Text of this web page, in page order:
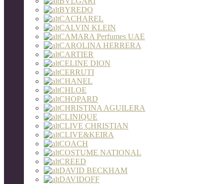
BYREDO
CACHAREL
CALVIN KLEIN
CAMARA Perfumes UAE
CAROLINA HERRERA
CARTIER
CELINE DION
CERRUTI
CHANEL
CHLOE
CHOPARD
CHRISTINA AGUILERA
CLINIQUE
CLIVE CHRISTIAN
CLIVE&KEIRA
COACH
COSTUME NATIONAL
CREED
DAVID BECKHAM
DAVIDOFF